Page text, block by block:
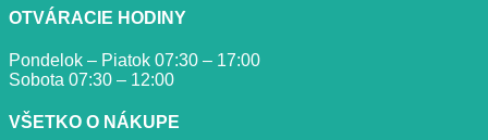
OTVÁRACIE HODINY
Pondelok – Piatok 07:30 – 17:00
Sobota 07:30 – 12:00
VŠETKO O NÁKUPE